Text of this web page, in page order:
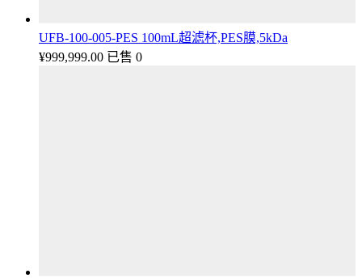
UFB-100-005-PES 100mL超滤杯,PES膜,5kDa
¥999,999.00 已售 0